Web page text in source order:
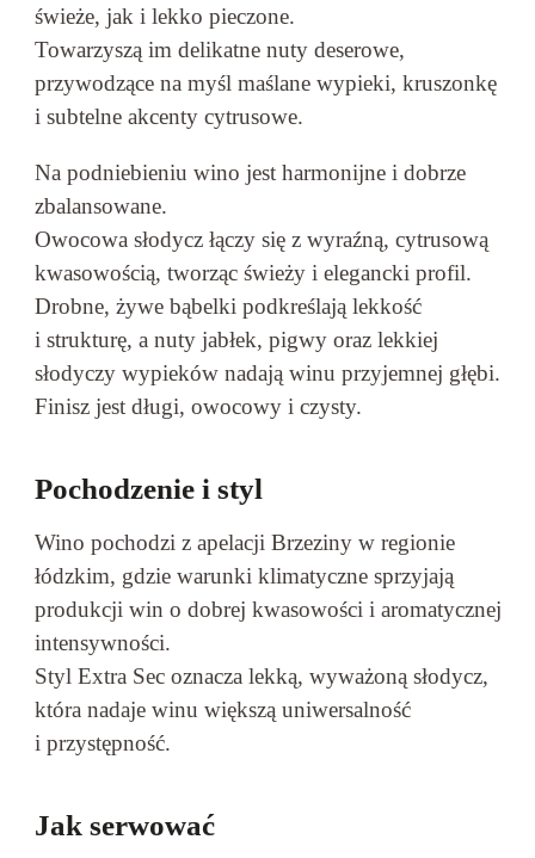
świeże, jak i lekko pieczone.
Towarzyszą im delikatne nuty deserowe,
przywodzące na myśl maślane wypieki, kruszonkę
i subtelne akcenty cytrusowe.
Na podniebieniu wino jest harmonijne i dobrze
zbalansowane.
Owocowa słodycz łączy się z wyraźną, cytrusową
kwasowością, tworząc świeży i elegancki profil.
Drobne, żywe bąbelki podkreślają lekkość
i strukturę, a nuty jabłek, pigwy oraz lekkiej
słodyczy wypieków nadają winu przyjemnej głębi.
Finisz jest długi, owocowy i czysty.
Pochodzenie i styl
Wino pochodzi z apelacji Brzeziny w regionie
łódzkim, gdzie warunki klimatyczne sprzyjają
produkcji win o dobrej kwasowości i aromatycznej
intensywności.
Styl Extra Sec oznacza lekką, wyważoną słodycz,
która nadaje winu większą uniwersalność
i przystępność.
Jak serwować